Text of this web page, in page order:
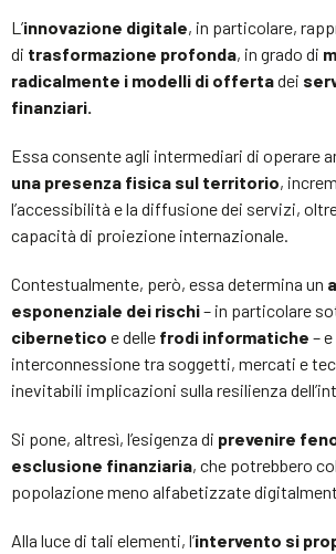
L’innovazione digitale, in particolare,
di trasformazione profonda, in grado di
radicalmente i modelli di offertadei
finanziari.
Essa consente agli intermediari di operare
una presenza fisica sul territorio,
l’accessibilità e la diffusione dei servizi,
capacità di proiezione internazionale.
Contestualmente, però, essa determina un
esponenziale dei rischi– in particolare
cibernetico e delle frodi informatiche –
interconnessione tra soggetti, mercati e
inevitabili implicazioni sulla resilienza
Si pone, altresì, l’esigenza di prevenire
esclusione finanziaria, che potrebbero
popolazione meno alfabetizzate
Alla luce di tali elementi, l’intervento si